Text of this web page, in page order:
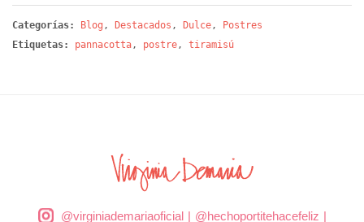
Categorías: Blog , Destacados , Dulce , Postres
Etiquetas:
pannacotta , postre , tiramisú
@virginiademariaoficial| @hechoportitehacefeliz |